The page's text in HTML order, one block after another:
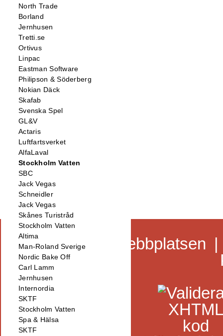
North Trade
Borland
Jernhusen
Tretti.se
Ortivus
Linpac
Eastman Software
Philipson & Söderberg
Nokian Däck
Skafab
Svenska Spel
GL&V
Actaris
Luftfartsverket
AlfaLaval
Stockholm Vatten
SBC
Jack Vegas
Schneidler
Jack Vegas
Skånes Turistråd
Stockholm Vatten
Altima
Man-Roland Sverige
Nordic Bake Off
Carl Lamm
Jernhusen
Internordia
SKTF
Stockholm Vatten
Spa & Hälsa
SKTF
Faq|Om webbplatsen |